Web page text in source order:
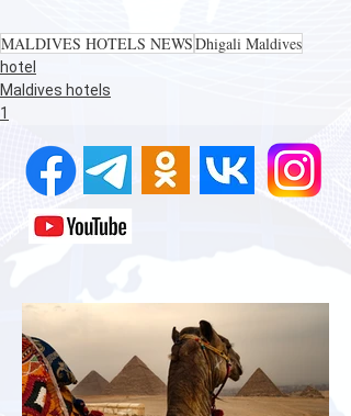
MALDIVES HOTELS NEWSDhigali Maldives
hotel
Maldives hotels
1